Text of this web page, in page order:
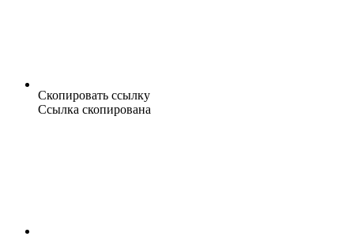
Скопировать ссылку
Ссылка скопирована